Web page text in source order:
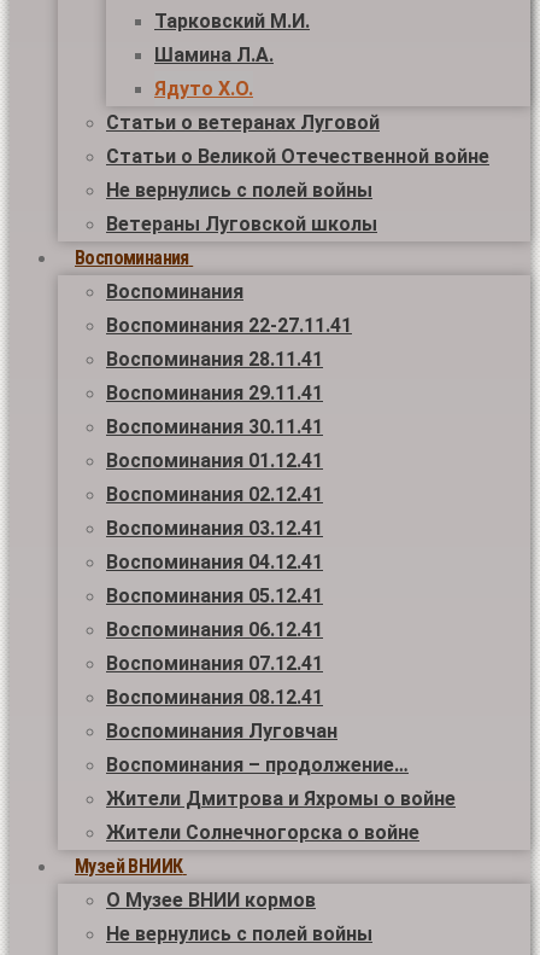
Тарковский М.И.
Шамина Л.А.
Ядуто Х.О.
Статьи о ветеранах Луговой
Статьи о Великой Отечественной войне
Не вернулись с полей войны
Ветераны Луговской школы
Воспоминания
Воспоминания
Воспоминания 22-27.11.41
Воспоминания 28.11.41
Воспоминания 29.11.41
Воспоминания 30.11.41
Воспоминания 01.12.41
Воспоминания 02.12.41
Воспоминания 03.12.41
Воспоминания 04.12.41
Воспоминания 05.12.41
Воспоминания 06.12.41
Воспоминания 07.12.41
Воспоминания 08.12.41
Воспоминания Луговчан
Воспоминания – продолжение…
Жители Дмитрова и Яхромы о войне
Жители Солнечногорска о войне
Музей ВНИИК
О Музее ВНИИ кормов
Не вернулись с полей войны